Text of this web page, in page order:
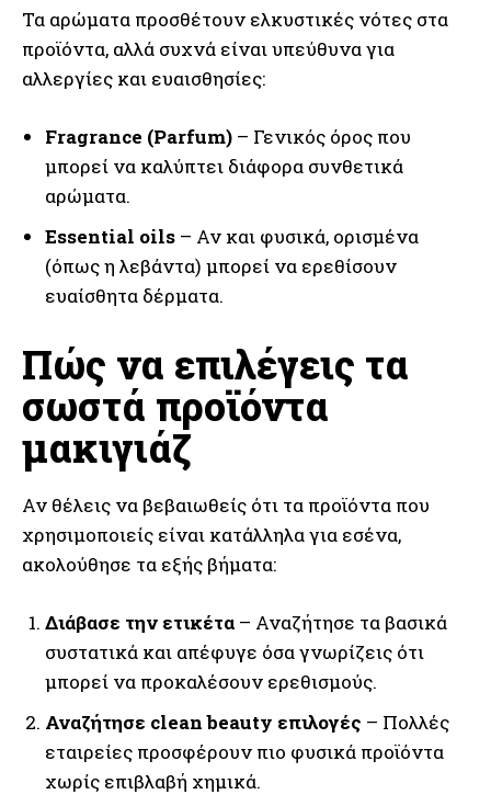
Τα αρώματα προσθέτουν ελκυστικές νότες στα
προϊόντα, αλλά συχνά είναι υπεύθυνα για
αλλεργίες και ευαισθησίες:
Fragrance (Parfum) – Γενικός όρος που
μπορεί να καλύπτει διάφορα συνθετικά
αρώματα.
Essential oils – Αν και φυσικά, ορισμένα
(όπως η λεβάντα) μπορεί να ερεθίσουν
ευαίσθητα δέρματα.
Πώς να επιλέγεις τα
σωστά προϊόντα
μακιγιάζ
Αν θέλεις να βεβαιωθείς ότι τα προϊόντα που
χρησιμοποιείς είναι κατάλληλα για εσένα,
ακολούθησε τα εξής βήματα:
Διάβασε την ετικέτα – Αναζήτησε τα βασικά
συστατικά και απέφυγε όσα γνωρίζεις ότι
μπορεί να προκαλέσουν ερεθισμούς.
Αναζήτησε clean beauty επιλογές – Πολλές
εταιρείες προσφέρουν πιο φυσικά προϊόντα
χωρίς επιβλαβή χημικά.